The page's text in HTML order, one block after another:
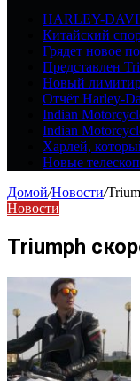
HARLEY-
Китайский
Грядет новое
Представлен
Новый
Отчёт Harley-
Indian
Indian
Харлей,
Новые
Домой/Новости/
Новости
Triumph